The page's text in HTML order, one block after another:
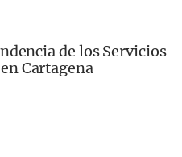
de los Servicios
Cartagena